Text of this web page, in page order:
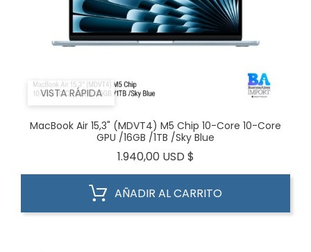
VISTA RÁPIDA
MacBook Air 15,3" (MDVT4) M5 Chip 10-Core 10-Core
GPU /16GB /1TB /Sky Blue
1.940,00 USD $
AÑADIR AL CARRITO